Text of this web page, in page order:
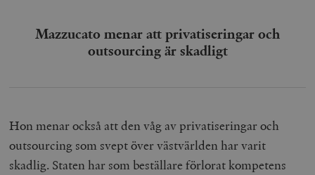
Mazzucato menar att privatiseringar och
outsourcing är skadligt
Hon menar också att den våg av privatiseringar och
outsourcing som svept över västvärlden har varit
skadlig. Staten har som beställare förlorat kompetens